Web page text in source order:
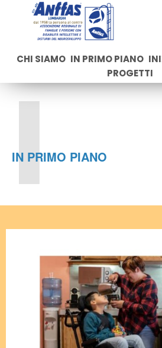
I
IN PRIMO PIANO
CHI SIAMO IN PRIMO PIANO
PROGETTI